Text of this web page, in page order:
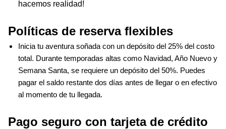
hacemos realidad!
Políticas de reserva flexibles
Inicia tu aventura soñada con un depósito del 25% del costo
total. Durante temporadas altas como Navidad, Año Nuevo y
Semana Santa, se requiere un depósito del 50%. Puedes
pagar el saldo restante dos días antes de llegar o en efectivo
al momento de tu llegada.
Pago seguro con tarjeta de crédito